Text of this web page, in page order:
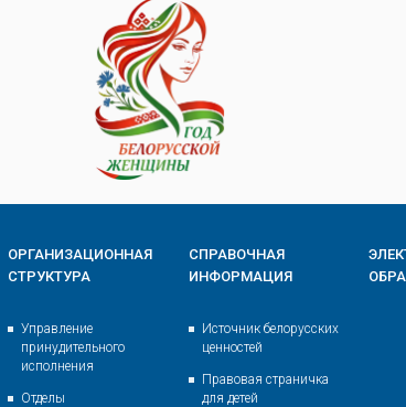
ОРГАНИЗАЦИОННАЯ
СТРУКТУРА
Управление
принудительного
исполнения
Отделы
СПРАВОЧНАЯ
ИНФОРМАЦИЯ
Источник белорусских
ценностей
Правовая страничка
для детей